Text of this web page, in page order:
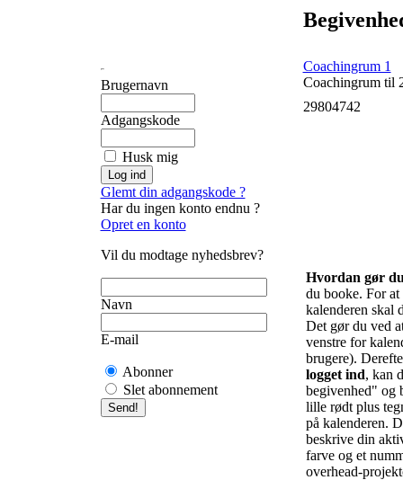
Brugernavn
Adgangskode
Husk mig
Glemt din adgangskode ?
Har du ingen konto endnu ?
Opret en konto
Vil du modtage nyhedsbrev?
Navn
E-mail
Abonner
Slet abonnement
Coachingrum 1
Coachingrum til
29804742
Hvordan gør
du booke. For
kalenderen skal
Det gør du ved
venstre for
brugere).
logget ind, kan
begivenhed" og
lille rødt plus
på kalenderen.
beskrive din
farve og et
overhead-